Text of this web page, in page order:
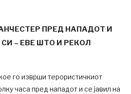
ПРЕД НАПАДОТ И
– ЕВЕ ШТО И РЕКОЛ
го изврши терористичкиот
часа пред нападот и се јавил на